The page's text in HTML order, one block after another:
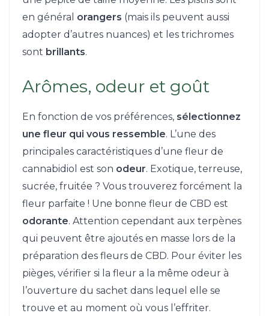
en général orangers (mais ils peuvent aussi
adopter d’autres nuances) et les trichromes
sont brillants.
Arômes, odeur et goût
En fonction de vos préférences, sélectionnez
une fleur qui vous ressemble. L’une des
principales caractéristiques d’une fleur de
cannabidiol est son odeur. Exotique, terreuse,
sucrée, fruitée ? Vous trouverez forcément la
fleur parfaite ! Une bonne fleur de CBD est
odorante. Attention cependant aux terpènes
qui peuvent être ajoutés en masse lors de la
préparation des fleurs de CBD. Pour éviter les
pièges, vérifier si la fleur a la même odeur à
l’ouverture du sachet dans lequel elle se
trouve et au moment où vous l’effriter.